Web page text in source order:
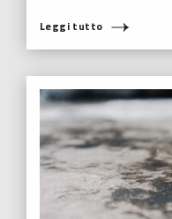
Leggi tutto